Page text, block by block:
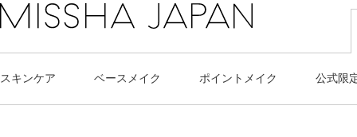
スキンケア ベースメイク ポイントメイク 公式限